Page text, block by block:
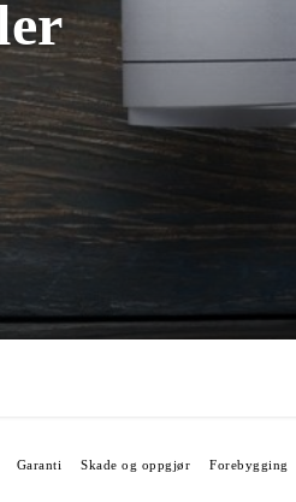
Garanti Skade og oppgjør Forebygging